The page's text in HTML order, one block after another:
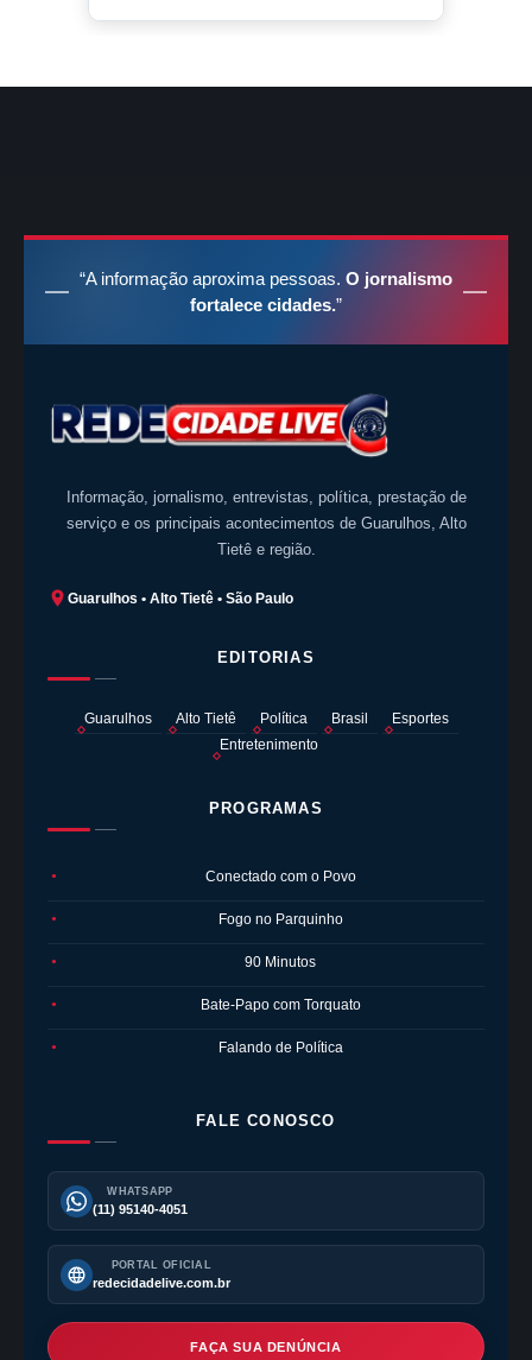
“A informação aproxima pessoas. O jornalismo
fortalece cidades.”
Informação, jornalismo, entrevistas, política, prestação de
serviço e os principais acontecimentos de Guarulhos, Alto
Tietê e região.
Guarulhos • Alto Tietê • São Paulo
EDITORIAS
Guarulhos Alto Tietê Política Brasil
Esportes
Entretenimento
PROGRAMAS
● Conectado com o Povo
● Fogo no Parquinho
● 90 Minutos
● Bate-Papo com Torquato
● Falando de Política
FALE CONOSCO
WHATSAPP
(11) 95140-4051
PORTAL OFICIAL
redecidadelive.com.br
FAÇA SUA DENÚNCIA